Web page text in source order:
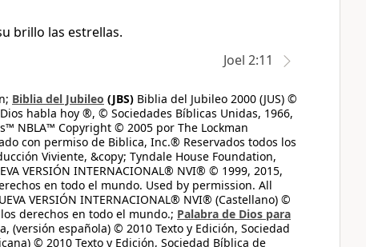
brillo las estrellas.
Joel 2:11
Biblia del Jubileo (JBS) Biblia del Jubileo 2000 (JUS) ©
Dios habla hoy ®, © Sociedades Bíblicas Unidas, 1966,
NBLA™ Copyright © 2005 por The Lockman
con permiso de Biblica, Inc.® Reservados todos los
Viviente, &copy; Tyndale House Foundation,
VERSIÓN INTERNACIONAL® NVI® © 1999, 2015,
en todo el mundo. Used by permission. All
VERSIÓN INTERNACIONAL® NVI® (Castellano) ©
derechos en todo el mundo.; Palabra de Dios para
(versión española) © 2010 Texto y Edición, Sociedad
© 2010 Texto y Edición, Sociedad Bíblica de